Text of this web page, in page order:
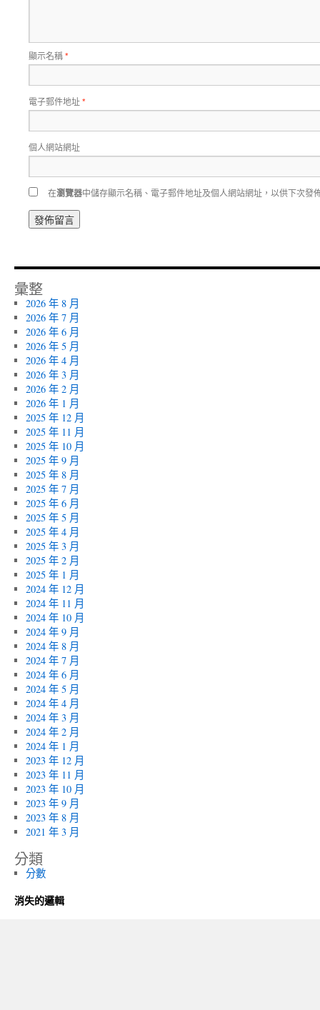
顯示名稱*
電子郵件地址*
個人網站網址
在瀏覽器中儲存顯示名稱、電子郵件地址及個人網站網址，以供下次發
彙整
2026 年 8 月
2026 年 7 月
2026 年 6 月
2026 年 5 月
2026 年 4 月
2026 年 3 月
2026 年 2 月
2026 年 1 月
2025 年 12 月
2025 年 11 月
2025 年 10 月
2025 年 9 月
2025 年 8 月
2025 年 7 月
2025 年 6 月
2025 年 5 月
2025 年 4 月
2025 年 3 月
2025 年 2 月
2025 年 1 月
2024 年 12 月
2024 年 11 月
2024 年 10 月
2024 年 9 月
2024 年 8 月
2024 年 7 月
2024 年 6 月
2024 年 5 月
2024 年 4 月
2024 年 3 月
2024 年 2 月
2024 年 1 月
2023 年 12 月
2023 年 11 月
2023 年 10 月
2023 年 9 月
2023 年 8 月
2021 年 3 月
分類
分數
消失的邏輯